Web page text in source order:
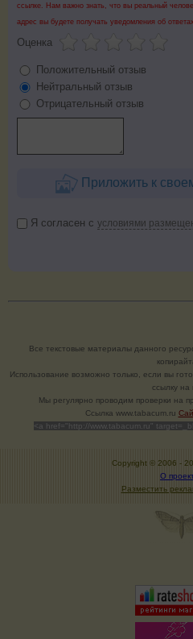
ссылке. Нам важно знать, что вы реальный
адрес вы будете получать уведомления об
Оценка
Положительный отзыв
Нейтральный отзыв
Отрицательный отзыв
Приложить к
Я согласен с условиями
Все текстовые материалы данного
Использование возможно только, если вы
ссылку на
Мы регулярно проводим проверки на
Cсылка www.tabacum.ru
<a href="http://www.tabacum.ru"
Copyright © 2006 -
О
Разместить